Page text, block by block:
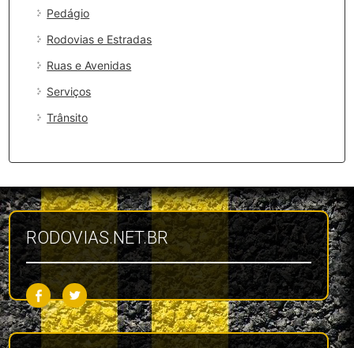
Pedágio
Rodovias e Estradas
Ruas e Avenidas
Serviços
Trânsito
RODOVIAS.NET.BR